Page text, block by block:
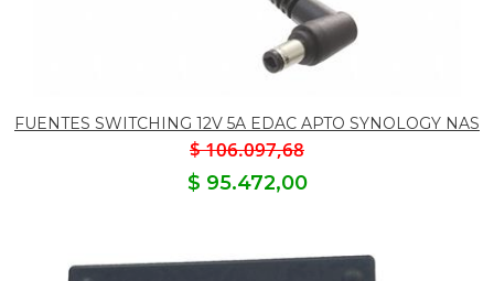
FUENTES SWITCHING 12V 5A EDAC APTO SYNOLOGY NAS
$ 106.097,68
$ 95.472,00